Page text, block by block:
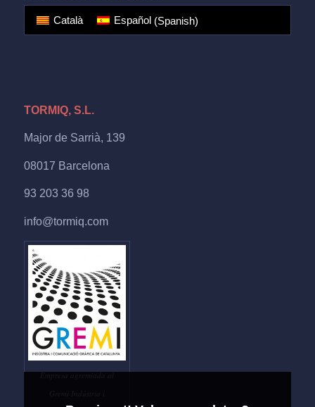
Català Español(Spanish)
TORMIQ, S.L.
Major de Sarrià, 139
08017 Barcelona
93 203 36 98
info@tormiq.com
Empresa agremiada al